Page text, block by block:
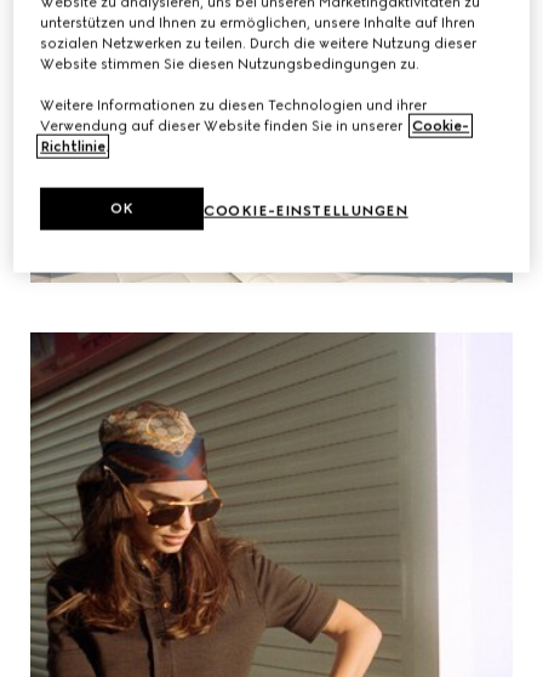
unterstützen und Ihnen zu ermöglichen, unsere Inhalte auf Ihren
sozialen Netzwerken zu teilen. Durch die weitere Nutzung dieser
Website stimmen Sie diesen Nutzungsbedingungen zu.
Weitere Informationen zu diesen Technologien und ihrer
Verwendung auf dieser Website finden Sie in unserer Cookie-
Richtlinie.
COOKIE-EINSTELLUNGEN
OK